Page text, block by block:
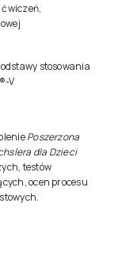
stosowania
V
Poszerzona
dla Dzieci
testów
ocen procesu